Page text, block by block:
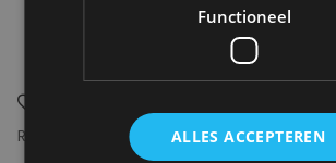
RITA ROW SELECTED
Functioneel
ALLES ACCEPTEREN